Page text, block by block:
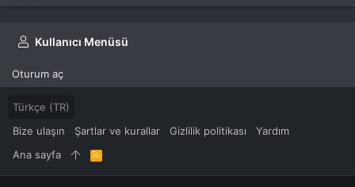
Kullanıcı Menüsü
Oturum aç
Türkçe (TR)
Bize ulaşın
Şartlar ve kurallar Gizlilik politikası
Yardım
Ana sayfa
R
S
S